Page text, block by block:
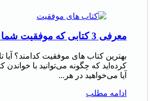
معرفی 3 کتابی که موفقیت شما را تضمین می‌کنند
بهترین کتاب های موفقیت کدامند؟ آیا
کرده‌اید که چگونه می‌توانید با
آیا می‌خواهید در هر...
ادامه مطلب